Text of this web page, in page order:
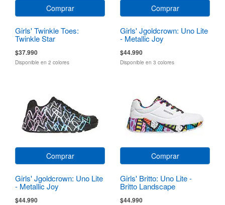
Comprar
Girls' Twinkle Toes:
Twinkle Star
$37.990
Disponible en 2 colores
Comprar
Girls' Jgoldcrown: Uno Lite
- Metallic Joy
$44.990
Disponible en 3 colores
Comprar
Girls' Jgoldcrown: Uno Lite
- Metallic Joy
$44.990
Comprar
Girls' Britto: Uno Lite -
Britto Landscape
$44.990